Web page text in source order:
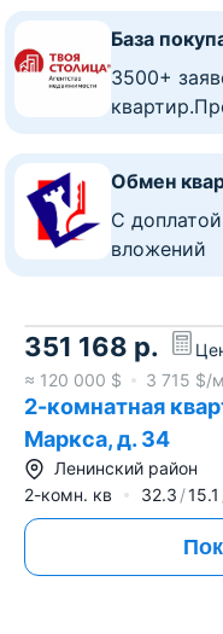
351 168 р.
≈ 120 000 $ 3 715 $/м
2-комнатная
Маркса, д. 34
Ленинский район
2-комн. кв
32.3 15.1
База
3500+
Обмен
C
вложений